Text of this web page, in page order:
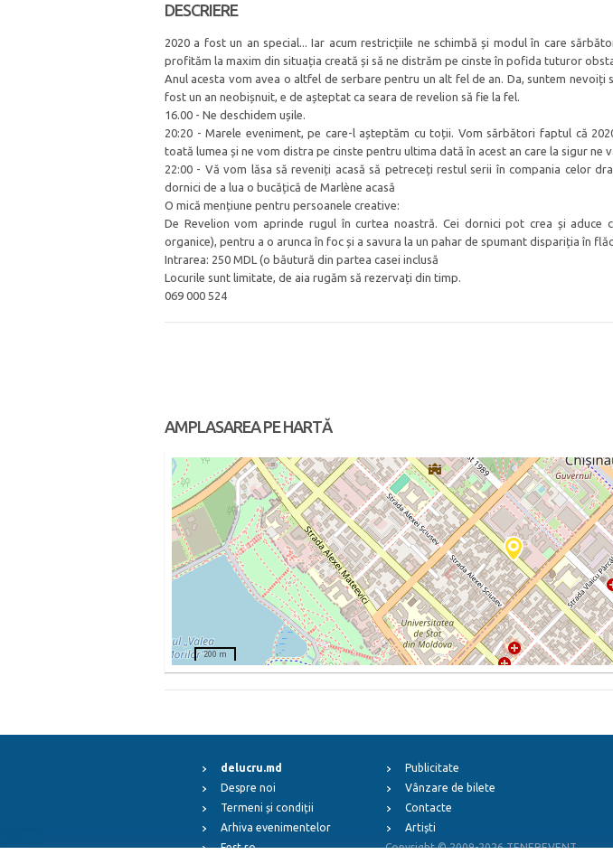
DESCRIERE
2020 a fost un an special... Iar acum restricțiile ne schimbă și modul în care
profităm la maxim din situația creată și să ne distrăm pe cinste în pofida tuturor
Anul acesta vom avea o altfel de serbare pentru un alt fel de an. Da, suntem nevoiți
fost un an neobișnuit, e de așteptat ca seara de revelion să fie la fel.
16.00 - Ne deschidem ușile.
20:20 - Marele eveniment, pe care-l așteptăm cu toții. Vom sărbători faptul că
toată lumea și ne vom distra pe cinste pentru ultima dată în acest an care la sigur ne
22:00 - Vă vom lăsa să reveniți acasă să petreceți restul serii în compania celor
dornici de a lua o bucățică de Marlène acasă
O mică mențiune pentru persoanele creative:
De Revelion vom aprinde rugul în curtea noastră. Cei dornici pot crea și aduce
organice), pentru a o arunca în foc și a savura la un pahar de spumant dispariția în
Intrarea: 250 MDL (o băutură din partea casei inclusă
Locurile sunt limitate, de aia rugăm să rezervați din timp.
069 000 524
AMPLASAREA PE HARTĂ
200 m
delucru.md
Despre noi
Termeni și condiții
Arhiva evenimentelor
Fest.ro
Publicitate
Vânzare de bilete
Contacte
Artiști
Copyright © 2009-2026TENEREVENT